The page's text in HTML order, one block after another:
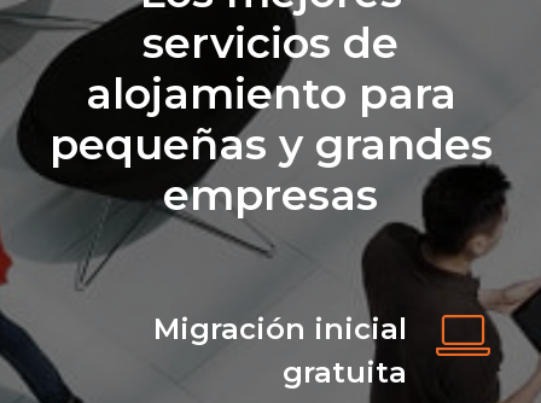
servicios de
alojamiento para
pequeñas y grandes
empresas
Migración inicial
gratuita